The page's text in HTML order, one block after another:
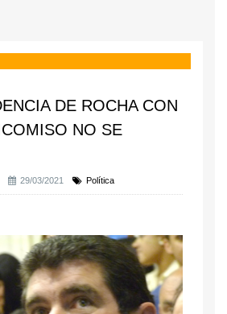
DE ROCHA CON
NO SE
29/03/2021 Política